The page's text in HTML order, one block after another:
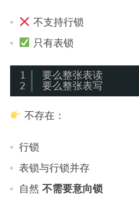
不支持行锁
只有表锁
1
2
要么整张表读
要么整张表写
不存在：
行锁
表锁与行锁并存
自然 不需要意向锁